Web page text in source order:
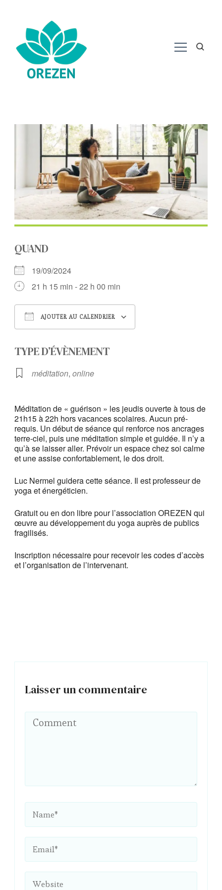
QUAND
19/09/2024
21 h 15 min - 22 h 00 min
AJOUTER AU CALENDRIER
TYPE D’ÉVÈNEMENT
méditation, online
Méditation de « guérison » les jeudis ouverte à tous de
21h15 à 22h hors vacances scolaires. Aucun pré-
requis. Un début de séance qui renforce nos ancrages
terre-ciel, puis une méditation simple et guidée. Il n’y a
qu’à se laisser aller. Prévoir un espace chez soi calme
et une assise confortablement, le dos droit.
Luc Nermel guidera cette séance. Il est professeur de
yoga et énergéticien.
Gratuit ou en don libre pour l’association OREZEN qui
œuvre au développement du yoga auprès de publics
fragilisés.
Inscription nécessaire pour recevoir les codes d’accès
et l’organisation de l’intervenant.
Laisser un commentaire